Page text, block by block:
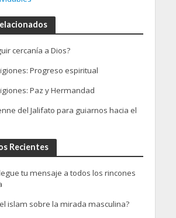
cercanía a Dios?
Progreso espiritual
Paz y Hermandad
del Jalifato para guiarnos hacia el
Recientes
tu mensaje a todos los rincones
islam sobre la mirada masculina?